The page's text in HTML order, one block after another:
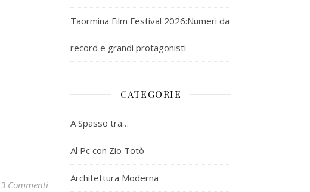
3 Commenti
Taormina Film Festival 2026:Numeri da
record e grandi protagonisti
CATEGORIE
A Spasso tra…
Al Pc con Zio Totò
Architettura Moderna